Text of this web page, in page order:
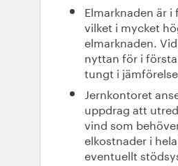
Elmarknaden är
vilket i mycket
elmarknaden.
nyttan för i
tungt i
Jernkontoret
uppdrag att
vind som
elkostnader i
eventuellt